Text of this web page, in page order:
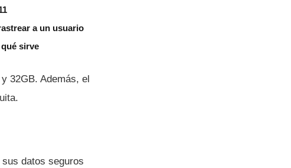
a un usuario
sirve
32GB. Además, el
datos seguros